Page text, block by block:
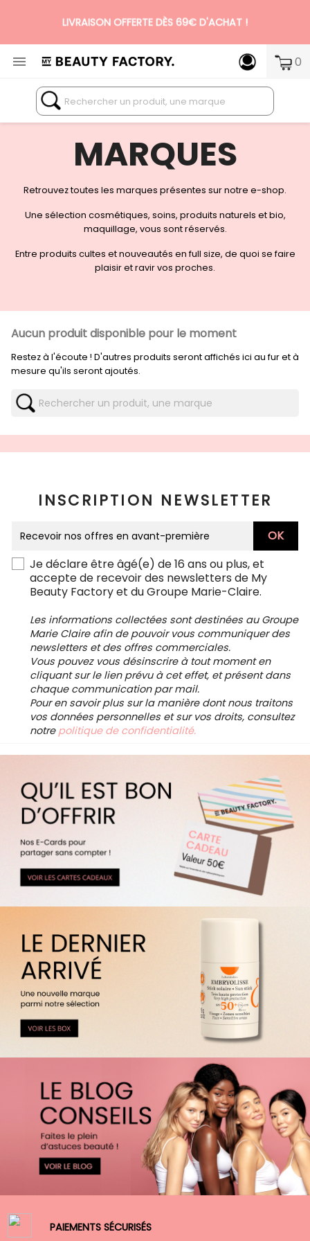
LIVRAISON OFFERTE DÈS 69€ D'ACHAT !
N°1 DES BOX BEAUTÉ PREMIUM SANS ENGAGEMENT
 0
MARQUES
Retrouvez toutes les marques présentes sur notre e-shop.
Une sélection cosmétiques, soins, produits naturels et bio,
maquillage, vous sont réservés.
Entre produits cultes et nouveautés en full size, de quoi se faire
plaisir et ravir vos proches.
Aucun produit disponible pour le moment
Restez à l'écoute ! D'autres produits seront affichés ici au fur et à
mesure qu'ils seront ajoutés.
INSCRIPTION NEWSLETTER
Je déclare être âgé(e) de 16 ans ou plus, et
accepte de recevoir des newsletters de My
Beauty Factory et du Groupe Marie-Claire.
Les informations collectées sont destinées au Groupe
Marie Claire afin de pouvoir vous communiquer des
newsletters et des offres commerciales.
Vous pouvez vous désinscrire à tout moment en
cliquant sur le lien prévu à cet effet, et présent dans
chaque communication par mail.
Pour en savoir plus sur la manière dont nous traitons
vos données personnelles et sur vos droits, consultez
notre politique de confidentialité.
PAIEMENTS SÉCURISÉS